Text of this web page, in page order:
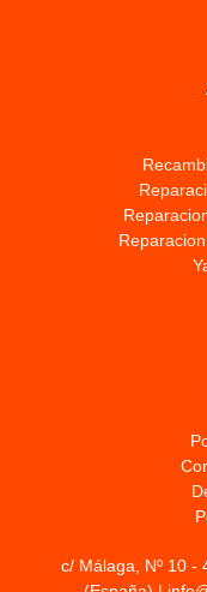
c/ Málaga, Nº 10 -